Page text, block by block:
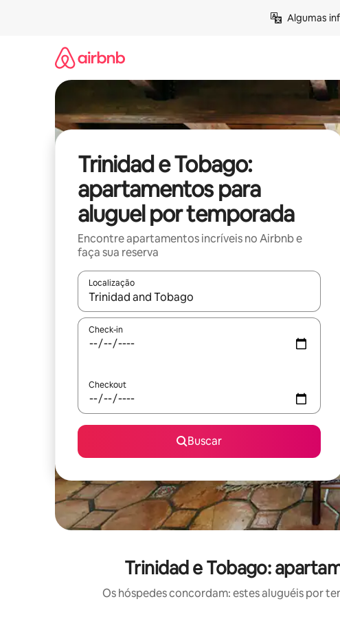
Algumas
Trinidad e Tobago:
apartamentos para
aluguel por temporada
Encontre apartamentos incríveis no Airbnb e
faça sua reserva
Localização
Quando os resultados estiverem disponíveis, explore-
Check-in
Checkout
Buscar
Trinidad e Tobago:
Os hóspedes concordam: estes aluguéis por